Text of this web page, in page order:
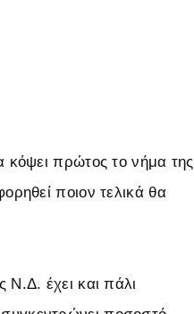
κόψει πρώτος το νήμα της
ποιον τελικά θα
έχει και πάλι